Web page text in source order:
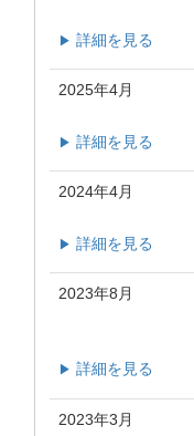
▶ 詳細を見る
2025年4月
▶ 詳細を見る
2024年4月
▶ 詳細を見る
2023年8月
▶ 詳細を見る
2023年3月